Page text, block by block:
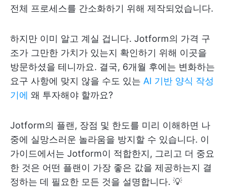
전체 프로세스를 간소화하기 위해 제작되었습니다.
하지만 이미 알고 계실 겁니다. Jotform의 가격 구
조가 그만한 가치가 있는지 확인하기 위해 이곳을
방문하셨을 테니까요. 결국, 6개월 후에는 변화하는
요구 사항에 맞지 않을 수도 있는 AI 기반 양식 작성
기에 왜 투자해야 할까요?
Jotform의 플랜, 장점 및 한도를 미리 이해하면 나
중에 실망스러운 놀라움을 방지할 수 있습니다. 이
가이드에서는 Jotform이 적합한지, 그리고 더 중요
한 것은 어떤 플랜이 가장 좋은 값을 제공하는지 결
정하는 데 필요한 모든 것을 설명합니다. 💡